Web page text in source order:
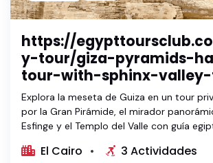
https://
y-tour/giza-pyramids-
tour-with-sphinx-
Explora la meseta de Guiza en un tour
por la Gran Pirámide, el mirador
Esfinge y el Templo del Valle con guía
El Cairo 3 Actividades